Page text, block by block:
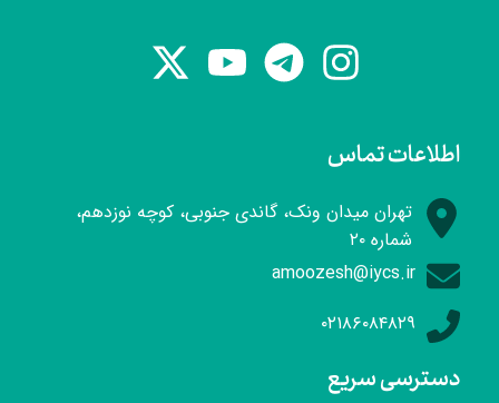
اطلاعات تماس
تهران میدان ونک، گاندی جنوبی، کوچه نوزدهم،
شماره ۲۰
amoozesh@iycs.ir
۰۲۱۸۶۰۸۴۸۲۹
دسترسی سریع